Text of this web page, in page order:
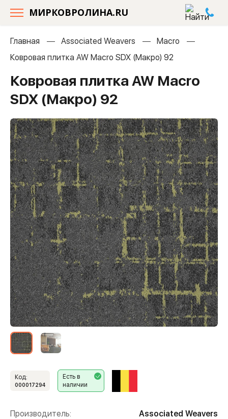
МИРКОВРОЛИНА.RU
Главная Associated Weavers
Macro
Ковровая плитка AW Macro SDX (Макро) 92
Ковровая плитка AW Macro
SDX (Макро) 92
Код:
000017294
Есть в
наличии
Производитель: Associated Weavers